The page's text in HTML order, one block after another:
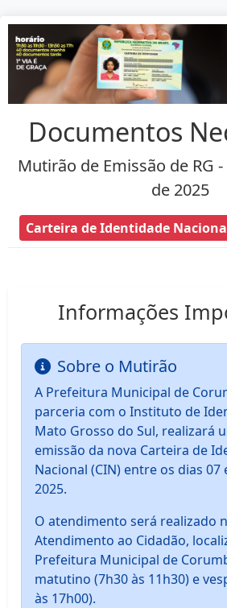
Documentos
Mutirão de Emissão de RG
de 2025
Carteira de Identidade
Informações
Sobre o Mutirão
A Prefeitura Municipal de
parceria com o Instituto de
Mato Grosso do Sul, realizará
emissão da nova Carteira de
Nacional (CIN) entre os dias 07
2025.
O atendimento será realizado
Atendimento ao Cidadão,
Prefeitura Municipal de
matutino (7h30 às 11h30) e
às 17h00).